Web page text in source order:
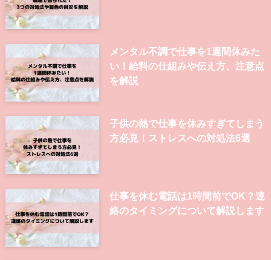
メンタル不調で仕事を1週間休みた
い！給料の仕組みや伝え方、注意点
を解説
子供の熱で仕事を休みすぎてしまう
方必見！ストレスへの対処法6選
仕事を休む電話は1時間前でOK？連
絡のタイミングについて解説します